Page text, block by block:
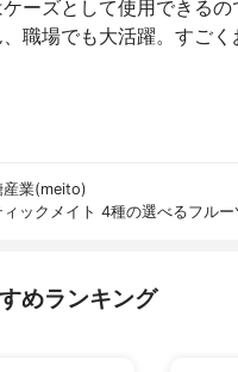
ーズとして使用できる
職場でも大活躍。すごく
産業(meito)
ィックメイト 4種の選べるフルー
めランキング